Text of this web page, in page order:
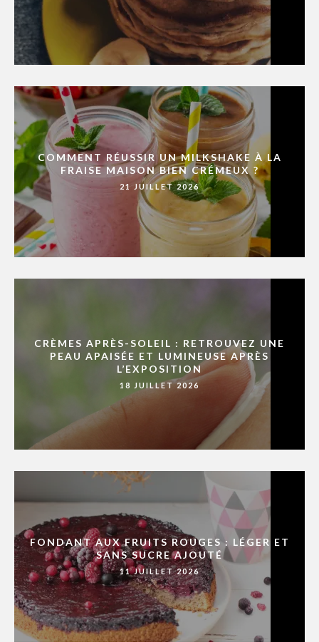
COMMENT RÉUSSIR UN MILKSHAKE À LA
FRAISE MAISON BIEN CRÉMEUX ?
21 JUILLET 2026
CRÈMES APRÈS-SOLEIL : RETROUVEZ UNE
PEAU APAISÉE ET LUMINEUSE APRÈS
L’EXPOSITION
18 JUILLET 2026
FONDANT AUX FRUITS ROUGES : LÉGER ET
SANS SUCRE AJOUTÉ
11 JUILLET 2026